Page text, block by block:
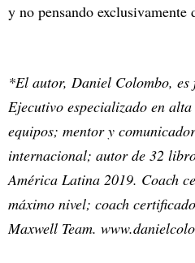
y no pensando exclusivamente
*El autor, Daniel Colombo,
Ejecutivo especializado en
equipos; mentor y
internacional; autor de 32
América Latina 2019. Coach
máximo nivel; coach
Maxwell Team.